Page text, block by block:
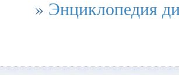
» Энциклопедия